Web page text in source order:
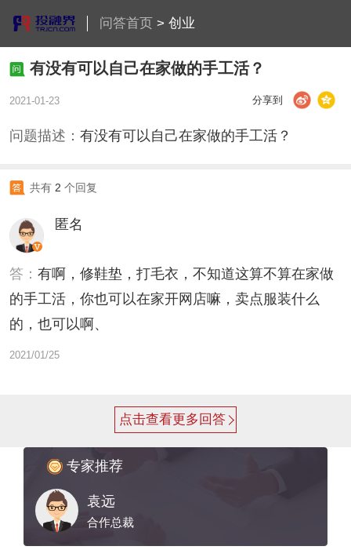
问答首页> 创业
有没有可以自己在家做的手工活？
2021-01-23 分享到
问题描述： 有没有可以自己在家做的手工活？
共有 2 个回复
匿名
答： 有啊，修鞋垫，打毛衣，不知道这算不算在家做
的手工活，你也可以在家开网店嘛，卖点服装什么
的，也可以啊、
2021/01/25
点击查看更多回答
专家推荐
袁远
合作总裁